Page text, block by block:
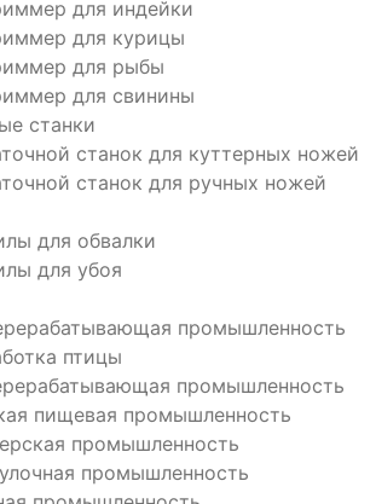
для индейки
для курицы
для рыбы
для свинины
станки
станок для куттерных ножей
станок для ручных ножей
для обвалки
для убоя
промышленность
птицы
промышленность
пищевая промышленность
промышленность
промышленность